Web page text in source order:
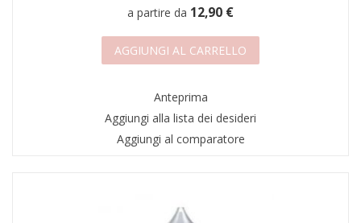
a partire da 12,90 €
AGGIUNGI AL CARRELLO
Anteprima
Aggiungi alla lista dei desideri
Aggiungi al comparatore